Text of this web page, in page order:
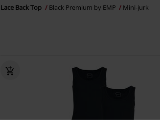
Lace Back Top Black Premium by EMP Mini-jurk